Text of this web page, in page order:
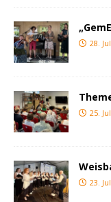
28.
25.
23.